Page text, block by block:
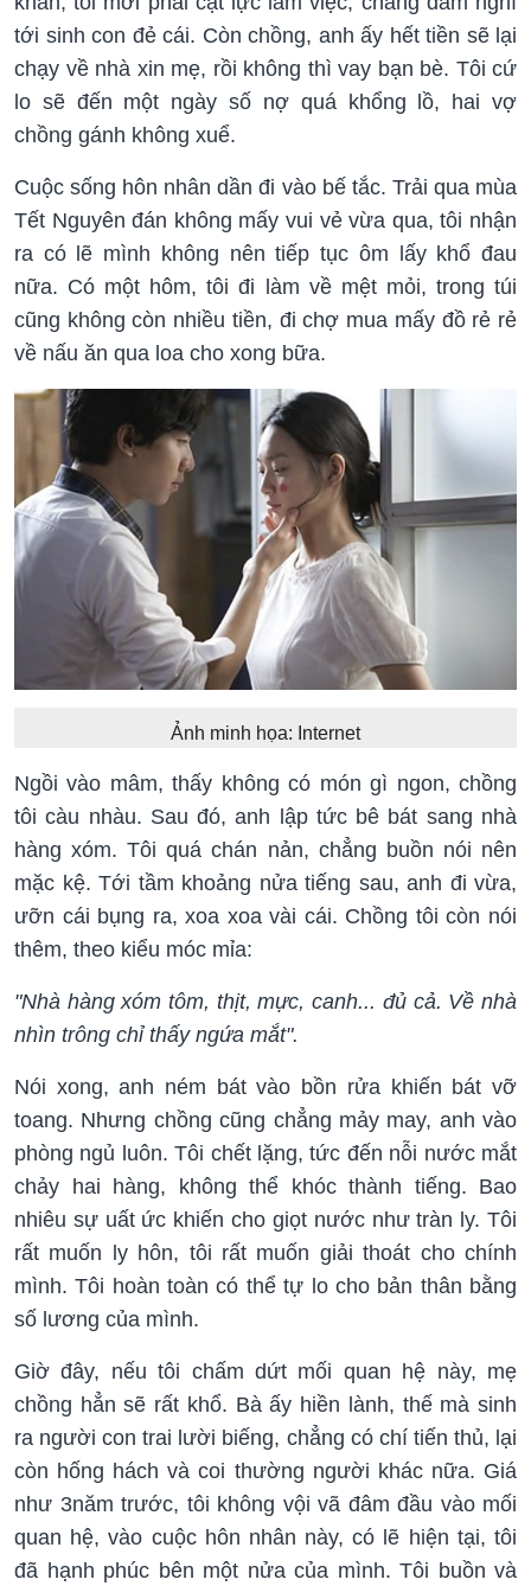
tới sinh con đẻ cái. Còn chồng, anh ấy hết tiền sẽ lại
chạy về nhà xin mẹ, rồi không thì vay bạn bè. Tôi cứ
lo sẽ đến một ngày số nợ quá khổng lồ, hai vợ
chồng gánh không xuể.
Cuộc sống hôn nhân dần đi vào bế tắc. Trải qua mùa
Tết Nguyên đán không mấy vui vẻ vừa qua, tôi nhận
ra có lẽ mình không nên tiếp tục ôm lấy khổ đau
nữa. Có một hôm, tôi đi làm về mệt mỏi, trong túi
cũng không còn nhiều tiền, đi chợ mua mấy đồ rẻ rẻ
về nấu ăn qua loa cho xong bữa.
Ảnh minh họa: Internet
Ngồi vào mâm, thấy không có món gì ngon, chồng
tôi càu nhàu. Sau đó, anh lập tức bê bát sang nhà
hàng xóm. Tôi quá chán nản, chẳng buồn nói nên
mặc kệ. Tới tầm khoảng nửa tiếng sau, anh đi vừa,
ưỡn cái bụng ra, xoa xoa vài cái. Chồng tôi còn nói
thêm, theo kiểu móc mỉa:
"Nhà hàng xóm tôm, thịt, mực, canh... đủ cả. Về nhà
nhìn trông chỉ thấy ngứa mắt".
Nói xong, anh ném bát vào bồn rửa khiến bát vỡ
toang. Nhưng chồng cũng chẳng mảy may, anh vào
phòng ngủ luôn. Tôi chết lặng, tức đến nỗi nước mắt
chảy hai hàng, không thể khóc thành tiếng. Bao
nhiêu sự uất ức khiến cho giọt nước như tràn ly. Tôi
rất muốn ly hôn, tôi rất muốn giải thoát cho chính
mình. Tôi hoàn toàn có thể tự lo cho bản thân bằng
số lương của mình.
Giờ đây, nếu tôi chấm dứt mối quan hệ này, mẹ
chồng hẳn sẽ rất khổ. Bà ấy hiền lành, thế mà sinh
ra người con trai lười biếng, chẳng có chí tiến thủ, lại
còn hống hách và coi thường người khác nữa. Giá
như 3năm trước, tôi không vội vã đâm đầu vào mối
quan hệ, vào cuộc hôn nhân này, có lẽ hiện tại, tôi
đã hạnh phúc bên một nửa của mình. Tôi buồn và